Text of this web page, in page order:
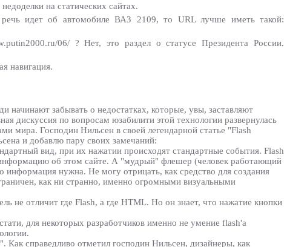
на статических сайтах.
идет об автомобиле ВАЗ 2109, то URL лучше иметь такой:
06/ ? Нет, это раздел о статусе Президента России.
навигация.
начинают забывать о недостатках, которые, увы, заставляют
дискуссия по вопросам юзабилити этой технологии развернулась
мира. Господин Нильсен в своей легендарной статье "Flash
и добавлю пару своих замечаний:
вид, при их нажатии происходят стандартные события. Flash
об этом сайте. А "мудрый" флешер (человек работающий
нужна. Не могу отрицать, как средство для создания
как ни странно, именно огромными визуальными
не отличит где Flash, а где HTML. Но он знает, что нажатие кнопки
для некоторых разработчиков именно не умение flash'а
справедливо отметил господин Нильсен, дизайнеры, как